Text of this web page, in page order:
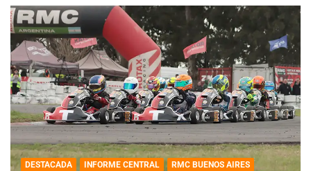
DESTACADA INFORME CENTRAL RMC BUENOS AIRES